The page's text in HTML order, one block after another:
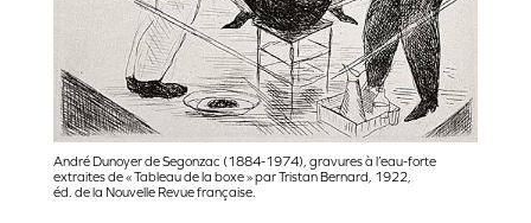
André Dunoyer de Segonzac (1884-1974), gravures à l’eau-forte
extraites de « Tableau de la boxe » par Tristan Bernard, 1922,
éd. de la Nouvelle Revue française.